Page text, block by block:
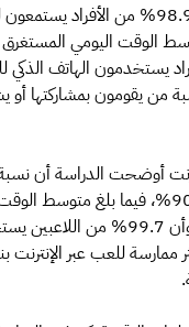
وكشفت الدراسة أن 98.9% من
الأفراد يستخدمون الهاتف
من يقومون بمشاركتها أو
أوضحت الدراسة أن نسبة
عبر الإنترنت بلغت 90.8%، فيما بلغ
لللعب 1.29 ساعة، وأن 99.7%